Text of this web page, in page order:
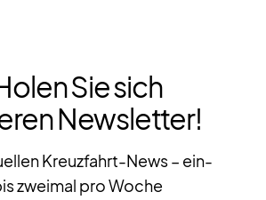
Sie sich
Newsletter!
Kreuzfahrt-News – ein-
zweimal pro Woche